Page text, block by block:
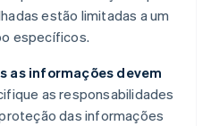
estão limitadas a um
específicos.
as informações devem
as responsabilidades
das informações